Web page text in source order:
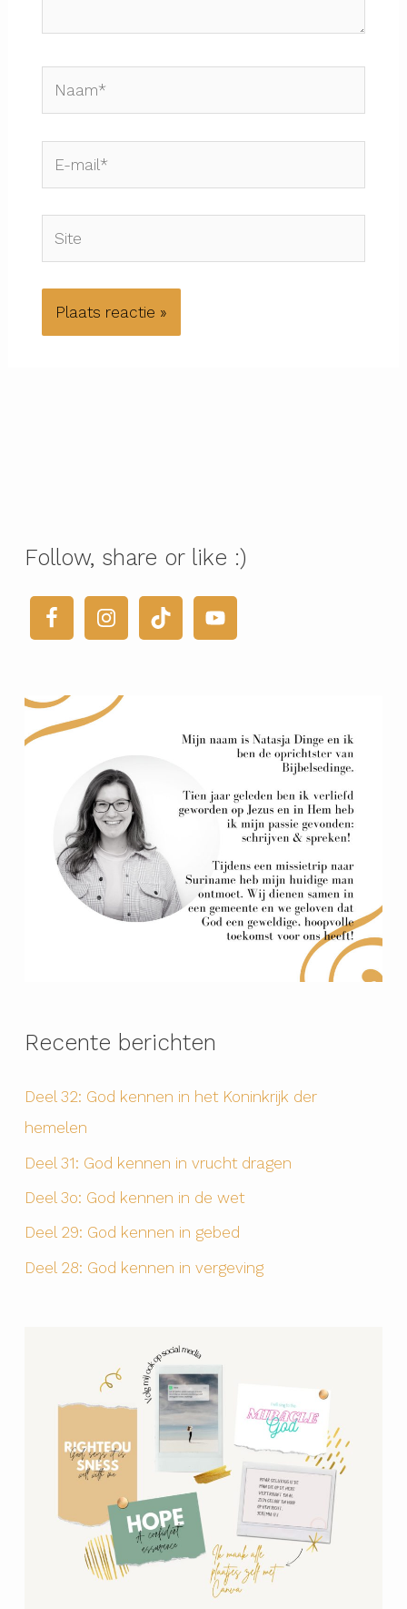
mail*
Follow, share or like :)
Recente berichten
Deel 32: God kennen in het Koninkrijk der
hemelen
Deel 31: God kennen in vrucht dragen
Deel 3o: God kennen in de wet
Deel 29: God kennen in gebed
Deel 28: God kennen in vergeving